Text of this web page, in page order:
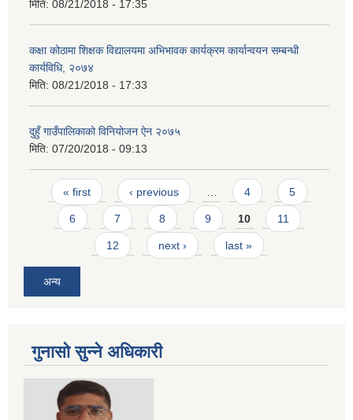
मिति: 08/21/2018 - 17:35
कक्षा कोठामा शिक्षक विद्यालयमा अभिभावक कार्यक्रम कार्यान्वयन सम्बन्धी
कार्यविधि, २०७४
मिति: 08/21/2018 - 17:33
दुहुँ गाउँपालिकाको विनियोजन ऐन २०७५
मिति: 07/20/2018 - 09:13
Pages
« first ‹ previous 4 5
6 7 8 9 10 11
12 next › last »
अन्य
गुनासो सुन्ने अधिकारी